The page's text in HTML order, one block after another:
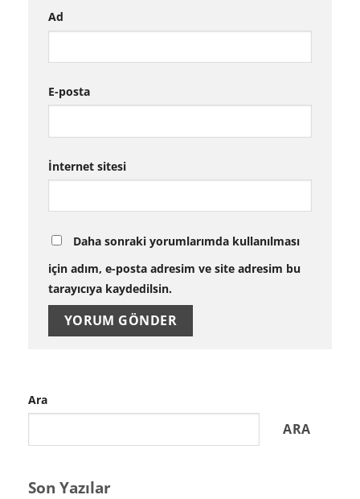
Ad
E-posta
İnternet sitesi
Daha sonraki yorumlarımda kullanılması
için adım, e-posta adresim ve site adresim bu
tarayıcıya kaydedilsin.
Ara
ARA
Son Yazılar